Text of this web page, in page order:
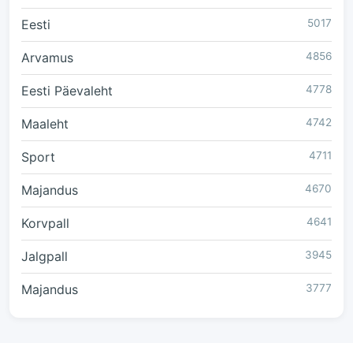
Eesti 5017
Arvamus 4856
Eesti Päevaleht 4778
Maaleht 4742
Sport 4711
Majandus 4670
Korvpall 4641
Jalgpall 3945
Majandus 3777